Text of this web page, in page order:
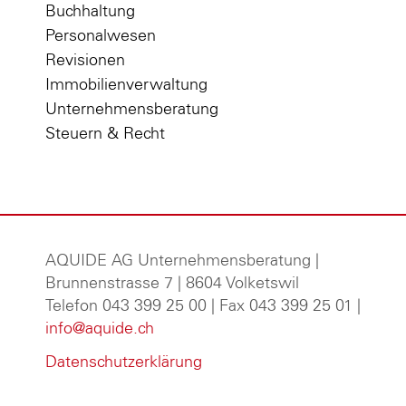
Buchhaltung
Personalwesen
Revisionen
Immobilienverwaltung
Unternehmensberatung
Steuern & Recht
AQUIDE AG Unternehmensberatung
Brunnenstrasse 7 | 8604 Volketswil
Telefon 043 399 25 00 | Fax 043 399 25 01 |
info@aquide.ch
Datenschutzerklärung